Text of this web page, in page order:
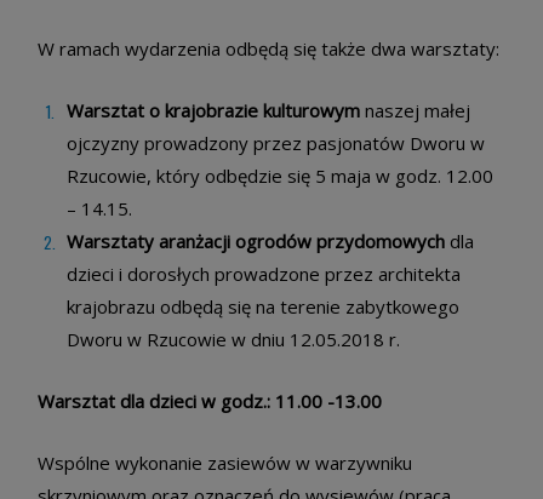
W ramach wydarzenia odbędą się także dwa warsztaty:
Warsztat o krajobrazie kulturowym naszej małej
ojczyzny prowadzony przez pasjonatów Dworu w
Rzucowie, który odbędzie się 5 maja w godz. 12.00
– 14.15.
Warsztaty aranżacji ogrodów przydomowych dla
dzieci i dorosłych prowadzone przez architekta
krajobrazu odbędą się na terenie zabytkowego
Dworu w Rzucowie w dniu 12.05.2018 r.
Warsztat dla dzieci w godz.: 11.00 -13.00
Wspólne wykonanie zasiewów w warzywniku